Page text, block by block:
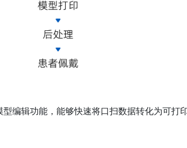
编辑功能，能够快速将口扫数据转化为可打